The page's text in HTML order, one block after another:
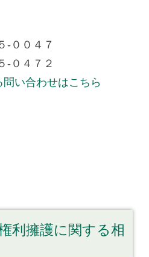
-００４７
-０４７２
い合わせはこちら
利擁護に関する相